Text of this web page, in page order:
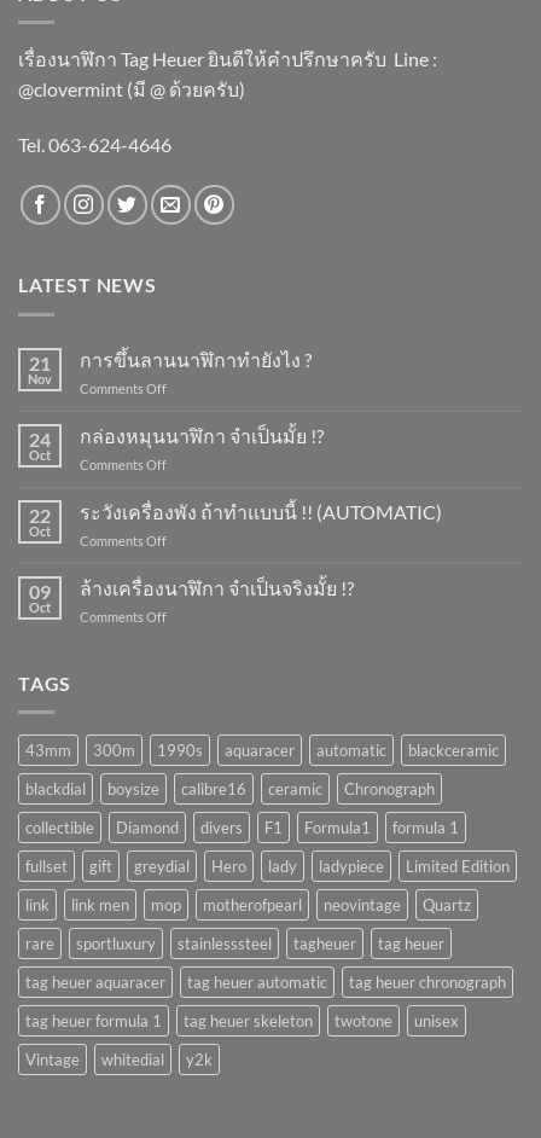
เรื่องนาฬิกา Tag Heuer ยินดีให้คำปรึกษาครับ ​Line :
@clovermint (มี @ ด้วยครับ)
Tel. 063-624-4646
LATEST NEWS
21
Nov
การขึ้นลานนาฬิกาทำยังไง ?
Comments Offon
ลาน
นาฬิกา
ยัง
24
Oct
กล่องหมุนนาฬิกา จำเป็นมั้ย !?
Comments Offon
หมุน
นาฬิกา
จำเป็น
!?
22
Oct
ระวังเครื่องพัง ถ้าทำแบบนี้ !! (AUTOMATIC)
Comments Offon
เครื่อง
พัง
ถ้า
09
Oct
ล้างเครื่องนาฬิกา จำเป็นจริงมั้ย !?
Comments Offon
มั้ย
!?
TAGS
43mm 300m 1990s aquaracer automatic
blackceramic
blackdial
boysize calibre16 ceramic
Chronograph
collectible
Diamond divers F1 Formula1
formula 1
fullset
gift greydial Hero lady ladypiece
Limited Edition
link
link men mop motherofpearl neovintage
Quartz
rare
sportluxury stainlesssteel tagheuer
tag heuer
tag heuer aquaracer
tag heuer automatic
tag heuer chronograph
tag heuer formula 1
tag heuer skeleton twotone
unisex
Vintage
whitedial y2k